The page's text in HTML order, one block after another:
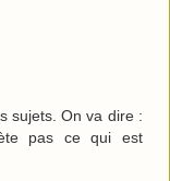
sujets. On va dire :
pas ce qui est